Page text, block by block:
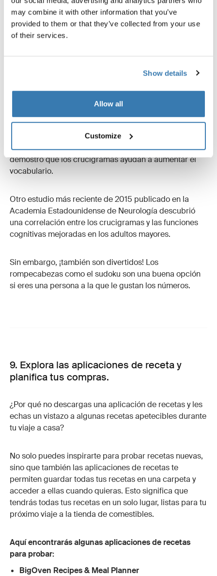
may combine it with other information that you’ve
provided to them or that they’ve collected from your use
of their services.
Show details
Allow all
Customize
8. Haz un crucigrama (o sudoku si eres una
de los crucigramas en la cognición desde 1970. Un
estudio de 1977 realizado por Raymond Nickerson del
departamento de psicología en Universidad Tufts
demostró que los crucigramas ayudan a aumentar el
vocabulario.
Otro estudio más reciente de 2015 publicado en la
Academia Estadounidense de Neurología descubrió
una correlación entre los crucigramas y las funciones
cognitivas mejoradas en los adultos mayores.
Sin embargo, ¡también son divertidos! Los
rompecabezas como el sudoku son una buena opción
si eres una persona a la que le gustan los números.
9. Explora las aplicaciones de receta y
planifica tus compras.
¿Por qué no descargas una aplicación de recetas y les
echas un vistazo a algunas recetas apetecibles durante
tu viaje a casa?
No solo puedes inspirarte para probar recetas nuevas,
sino que también las aplicaciones de recetas te
permiten guardar todas tus recetas en una carpeta y
acceder a ellas cuando quieras. Esto significa que
tendrás todas tus recetas en un solo lugar, listas para tu
próximo viaje a la tienda de comestibles.
Aquí encontrarás algunas aplicaciones de recetas
para probar:
BigOven Recipes & Meal Planner